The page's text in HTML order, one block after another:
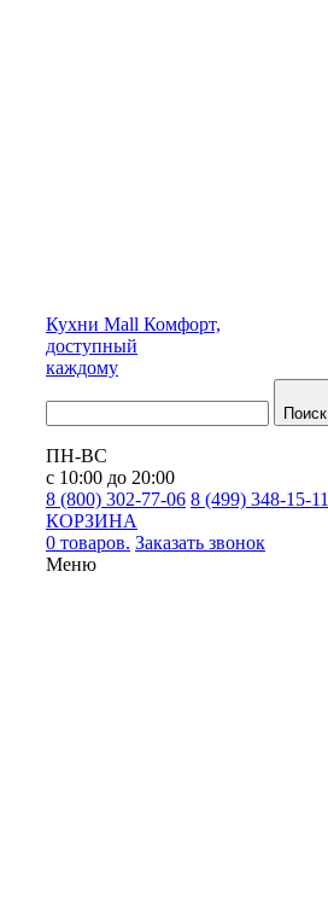
Кухни Mall Комфорт,
доступный
каждому
Поиск
ПН-ВС
с 10:00 до 20:00
8 (800) 302-77-06 8 (499) 348-15-11
КОРЗИНА
0 товаров. Заказать звонок
Меню